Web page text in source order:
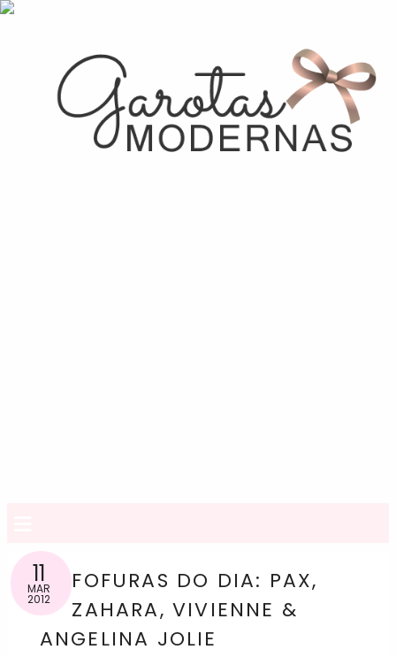
11
MAR
2012
FOFURAS DO DIA: PAX,
ZAHARA, VIVIENNE &
ANGELINA JOLIE